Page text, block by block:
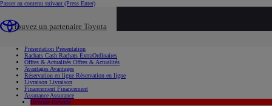
Passer au contenu suivant (Press Enter)
Trouvez un partenaire Toyota
Présentation Présentation
Rachats Cash Rachats ExtraOrdinaires
Offres & Actualités Offres & Actualités
Avantages Avantages
Réservation en ligne Réservation en ligne
Livraison Livraison
Financement Financement
Assurance Assurance
Hybride Hybride